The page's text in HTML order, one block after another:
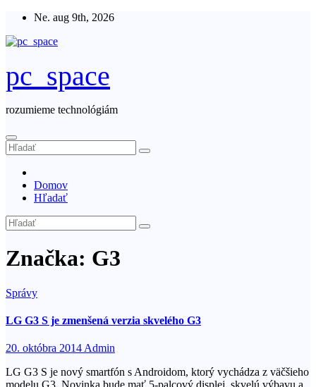
Skip
content
Ne. aug 9th, 2026
pc_space
rozumieme technológiám
Domov
Hľadať
Značka: G3
Správy
LG G3 S je zmenšená verzia skvelého G3
20. októbra 2014Admin
LG G3 S je nový smartfón s Androidom, ktorý vychádza z väčšieho